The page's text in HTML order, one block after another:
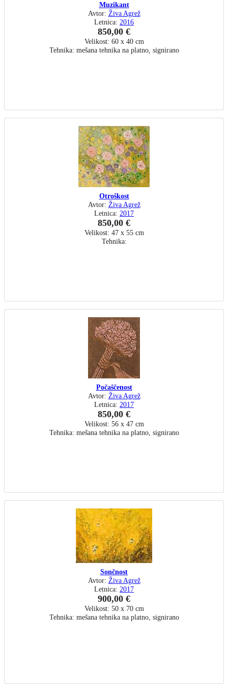
Muzikant
Avtor: Živa Agrež
Letnica: 2016
850,00 €
Velikost: 60 x 40 cm
Tehnika: mešana tehnika na platno, signirano
Otroškost
Avtor: Živa Agrež
Letnica: 2017
850,00 €
Velikost: 47 x 55 cm
Tehnika:
Počaščenost
Avtor: Živa Agrež
Letnica: 2017
850,00 €
Velikost: 56 x 47 cm
Tehnika: mešana tehnika na platno, signirano
Sončnost
Avtor: Živa Agrež
Letnica: 2017
900,00 €
Velikost: 50 x 70 cm
Tehnika: mešana tehnika na platno, signirano